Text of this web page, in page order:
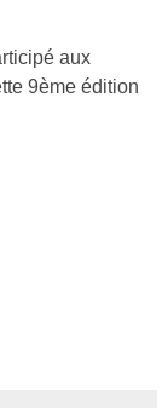
aux
9ème édition